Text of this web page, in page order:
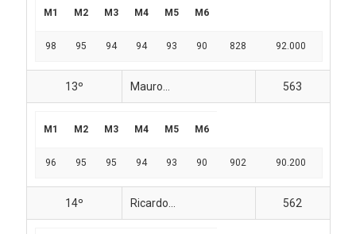
M1 M2 M3 M4 M5 M6
98 95 94 94 93 90 828 92.000
13º Mauro... 563
M1 M2 M3 M4 M5 M6
96 95 95 94 93 90 902 90.200
14º Ricardo... 562